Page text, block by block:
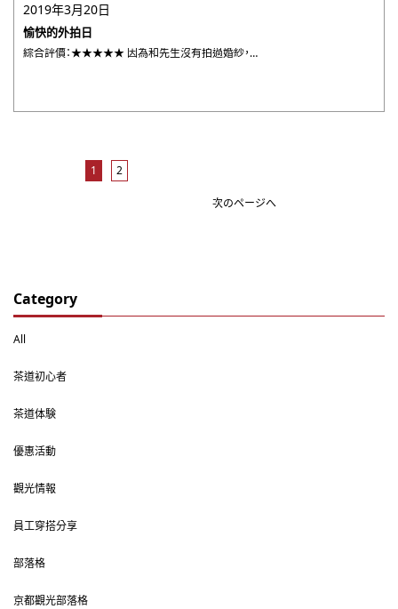
Category
All
茶道初心者
茶道体験
優惠活動
觀光情報
員工穿搭分享
部落格
京都觀光部落格
2019年3月20日
愉快的外拍日
綜合評價：★★★★★ 因為和先生沒有拍過婚紗，所以一直很期待這次的怕攝。當天天氣真的好冷，當下臉都僵了根本笑不 ・・・
1 2
次のページへ